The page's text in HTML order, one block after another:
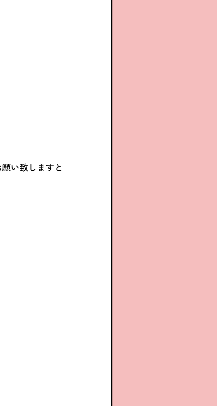
い致しますと